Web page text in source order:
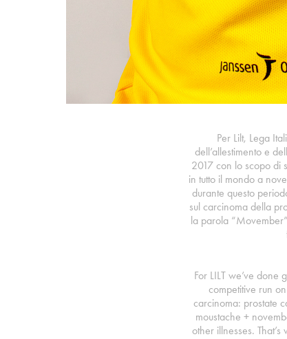
Per Lilt, Lega
dell’allestimento e
2017 con lo scopo di
in tutto il mondo a
durante questo
sul carcinoma della
la parola
For LILT we’ve
competitive run
carcinoma: prostate
moustache +
other illnesses.